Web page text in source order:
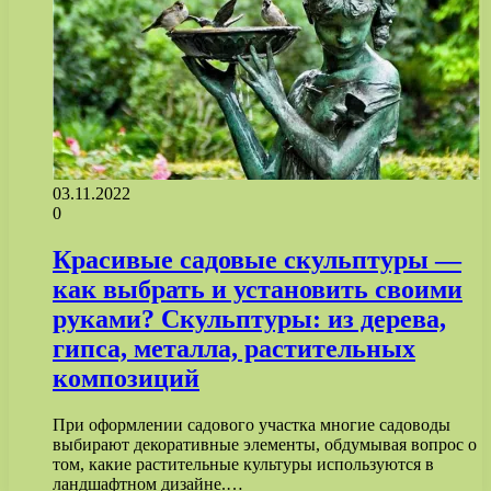
03.11.2022
0
Красивые садовые скульптуры —
как выбрать и установить своими
руками? Скульптуры: из дерева,
гипса, металла, растительных
композиций
При оформлении садового участка многие садоводы
выбирают декоративные элементы, обдумывая вопрос о
том, какие растительные культуры используются в
ландшафтном дизайне.…